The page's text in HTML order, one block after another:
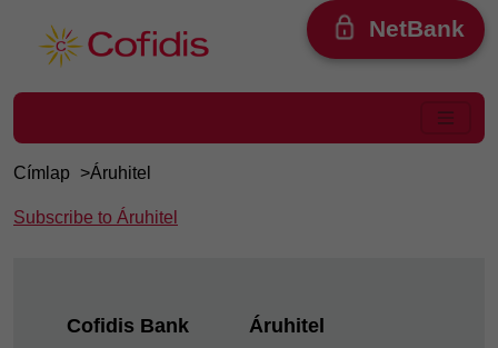
NetBank
Címlap Áruhitel
Subscribe to Áruhitel
Footer
Cofidis Bank
Áruhitel